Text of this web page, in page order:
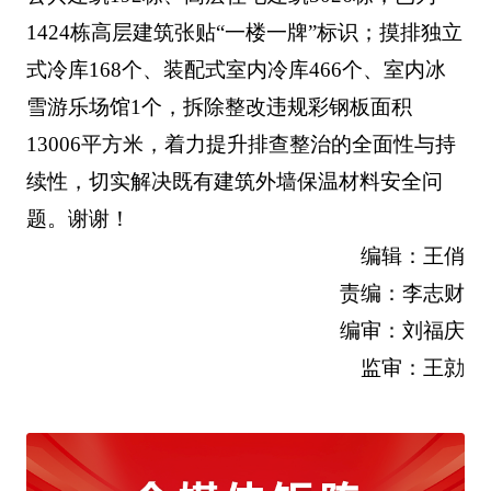
1424栋高层建筑张贴“一楼一牌”标识；摸排独立
式冷库168个、装配式室内冷库466个、室内冰
雪游乐场馆1个，拆除整改违规彩钢板面积
13006平方米，着力提升排查整治的全面性与持
续性，切实解决既有建筑外墙保温材料安全问
题。谢谢！
编辑：王俏
责编：李志财
编审：刘福庆
监审：王勍